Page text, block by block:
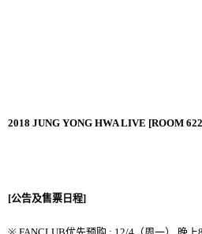
2018 JUNG YONG HWA LIVE [ROOM
[公告及售票日程]